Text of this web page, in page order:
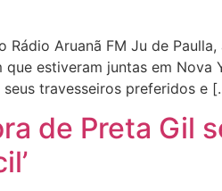
Rádio Aruanã FM Ju de
que estiveram juntas em
seus travesseiros preferidos e
de Preta Gil